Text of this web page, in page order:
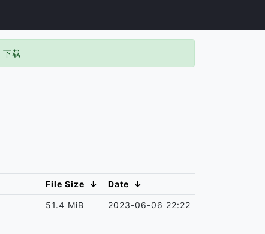
下载
File Size ↓ Date ↓
51.4 MiB 2023-06-06 22:22